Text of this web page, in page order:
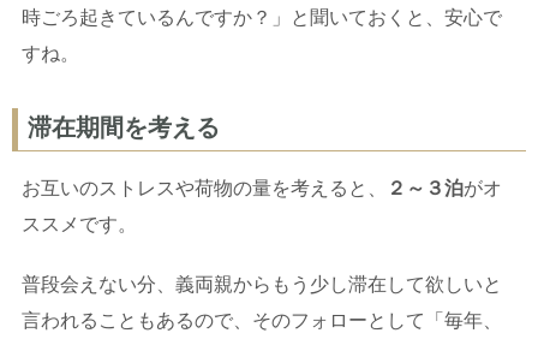
時ごろ起きているんですか？」と聞いておくと、安心で
すね。
滞在期間を考える
お互いのストレスや荷物の量を考えると、 ２～３泊がオ
ススメです。
普段会えない分、義両親からもう少し滞在して欲しいと
言われることもあるので、そのフォローとして「毎年、